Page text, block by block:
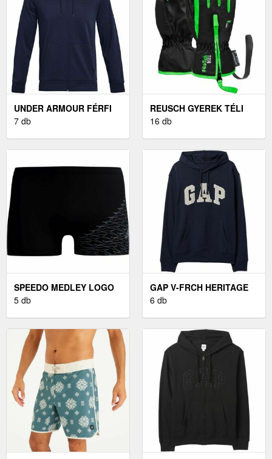
UNDER ARMOUR FÉRFI
PULÓVER FÉRFI
7 db
REUSCH GYEREK TÉLI
KESZTYŰ GYEREK TÉLI
16 db
SPEEDO MEDLEY LOGO
FÉRFI ÚSZÓNADRÁG,
5 db
GAP V-FRCH HERITAGE
LOGO FÉRFI PULÓVER,
6 db